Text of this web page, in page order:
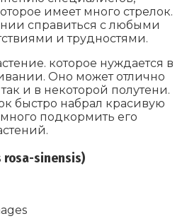
имеет много стрелок.
справиться с любыми
и трудностями.
которое нуждается в
Оно может отлично
и в некоторой полутени.
быстро набрал красивую
подкормить его
rosa-sinensis)